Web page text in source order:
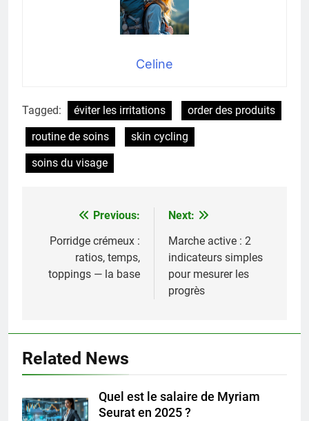
Celine
Tagged: éviter les irritations
order des produits
routine de soins
skin cycling
soins du visage
Navigation
de
l’article
Previous:
Porridge crémeux :
ratios, temps,
toppings — la base
Next:
Marche active : 2
indicateurs simples
pour mesurer les
progrès
Related News
Quel est le salaire de Myriam
Seurat en 2025 ?